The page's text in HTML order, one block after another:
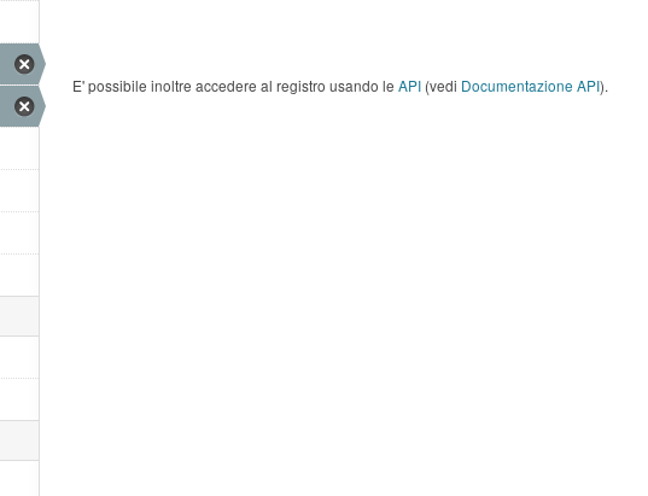
E' possibile inoltre accedere al registro usando le API (vedi Documentazione API).